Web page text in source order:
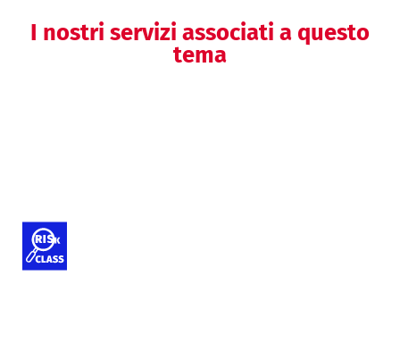
I nostri servizi associati a questo
tema